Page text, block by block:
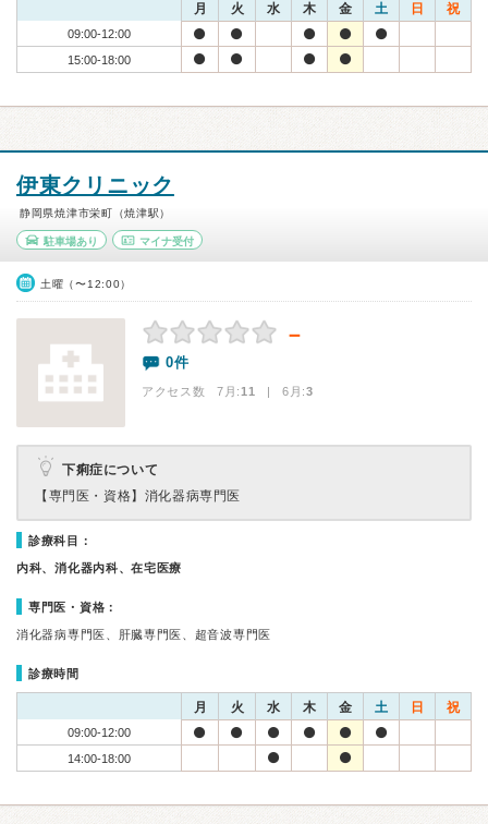
月 火 水 木 金 土 日 祝
09:00-12:00
15:00-18:00
伊東クリニック
静岡県焼津市栄町（焼津駅）
駐車場あり マイナ受付
土曜（〜12:00）
－
0件
アクセス数 7月:11 | 6月:3
下痢症について
【専門医・資格】 消化器病専門医
診療科目：
内科、消化器内科、在宅医療
専門医・資格：
消化器病専門医、肝臓専門医、超音波専門医
診療時間
月 火 水 木 金 土 日 祝
09:00-12:00
14:00-18:00